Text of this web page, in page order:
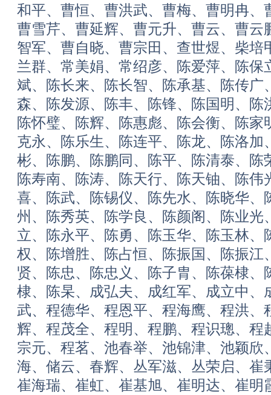
和平、曹恒、曹洪武、曹梅、曹明冉、
曹雪芹、曹延辉、曹元升、曹云、曹云
智军、曹自晓、曹宗田、查世煜、柴培
兰群、常美娟、常绍彦、陈爱萍、陈保
斌、陈长来、陈长智、陈承基、陈传广
森、陈发源、陈丰、陈锋、陈国明、陈
陈怀璧、陈辉、陈惠彪、陈会衡、陈家
克永、陈乐生、陈连平、陈龙、陈洛加
彬、陈鹏、陈鹏同、陈平、陈清泰、陈
陈寿南、陈涛、陈天行、陈天铀、陈伟
喜、陈武、陈锡仪、陈先水、陈晓华、
州、陈秀英、陈学良、陈颜阁、陈业光
立、陈永平、陈勇、陈玉华、陈玉林、
权、陈增胜、陈占恒、陈振国、陈振江
贤、陈忠、陈忠义、陈子胄、陈葆棣、
棣、陈杲、成弘夫、成红军、成立中、
武、程德华、程恩平、程海鹰、程洪、
辉、程茂全、程明、程鹏、程识璁、程
宗元、程茗、池春举、池锦津、池颖欣
海、储云、春辉、丛军滋、丛荣启、崔
崔海瑞、崔虹、崔基旭、崔明达、崔明